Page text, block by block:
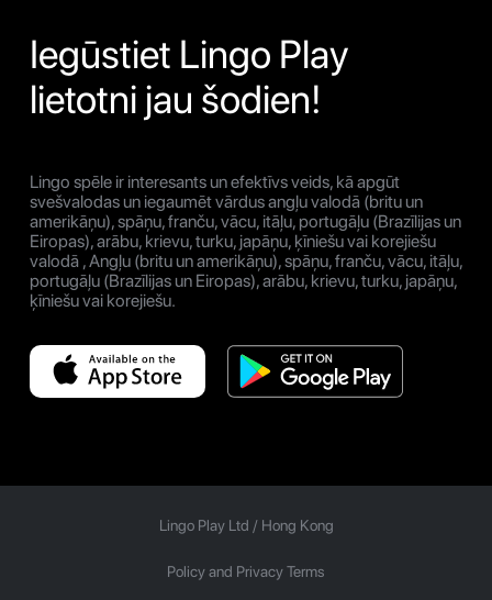
Iegūstiet Lingo Play
lietotni jau šodien!
Lingo spēle ir interesants un efektīvs veids, kā apgūt
svešvalodas un iegaumēt vārdus angļu valodā (britu un
amerikāņu), spāņu, franču, vācu, itāļu, portugāļu (Brazīlijas un
Eiropas), arābu, krievu, turku, japāņu, ķīniešu vai korejiešu
valodā , Angļu (britu un amerikāņu), spāņu, franču, vācu, itāļu,
portugāļu (Brazīlijas un Eiropas), arābu, krievu, turku, japāņu,
ķīniešu vai korejiešu.
Lingo Play Ltd / Hong Kong
Policy and Privacy Terms